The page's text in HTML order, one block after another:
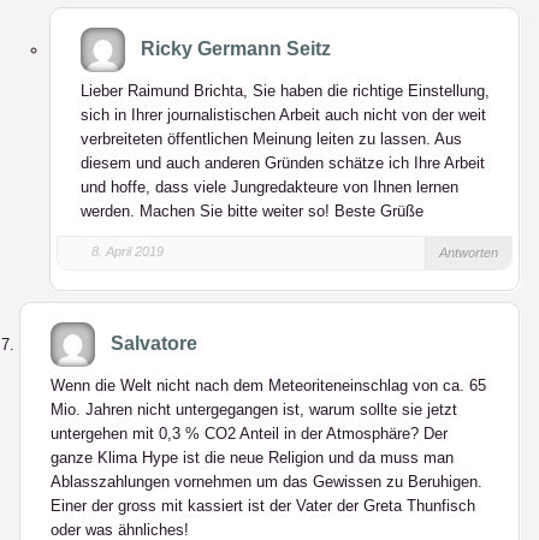
Ricky Germann Seitz
Lieber Raimund Brichta, Sie haben die richtige Einstellung,
sich in Ihrer journalistischen Arbeit auch nicht von der weit
verbreiteten öffentlichen Meinung leiten zu lassen. Aus
diesem und auch anderen Gründen schätze ich Ihre Arbeit
und hoffe, dass viele Jungredakteure von Ihnen lernen
werden. Machen Sie bitte weiter so! Beste Grüße
8. April 2019 Antworten
Salvatore
Wenn die Welt nicht nach dem Meteoriteneinschlag von ca. 65
Mio. Jahren nicht untergegangen ist, warum sollte sie jetzt
untergehen mit 0,3 % CO2 Anteil in der Atmosphäre? Der
ganze Klima Hype ist die neue Religion und da muss man
Ablasszahlungen vornehmen um das Gewissen zu Beruhigen.
Einer der gross mit kassiert ist der Vater der Greta Thunfisch
oder was ähnliches!